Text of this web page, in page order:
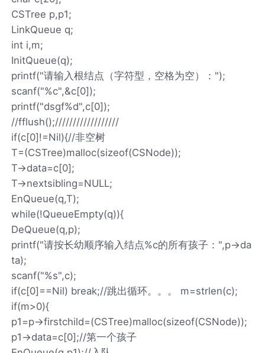
CSTree p,p1;
LinkQueue q;
int i,m;
InitQueue(q);
printf("请输入根结点（字符型，空格为空）：");
scanf("%c",&c[0]);
printf("dsgf%d",c[0]);
//fflush();//////////////////
if(c[0]!=Nil){//非空树
T=(CSTree)malloc(sizeof(CSNode));
T->data=c[0];
T->nextsibling=NULL;
EnQueue(q,T);
while(!QueueEmpty(q)){
DeQueue(q,p);
printf("请按长幼顺序输入结点%c的所有孩子：",p->da
ta);
scanf("%s",c);
if(c[0]==Nil) break;//跳出循环。。。 m=strlen(c);
if(m>0){
p1=p->firstchild=(CSTree)malloc(sizeof(CSNode));
p1->data=c[0];//第一个孩子